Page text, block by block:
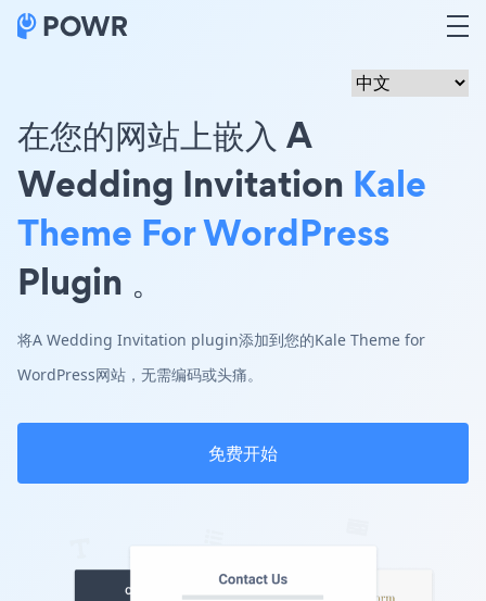
在您的网站上嵌入 A
Wedding Invitation Kale
Theme For WordPress
Plugin 。
将A Wedding Invitation plugin添加到您的Kale Theme for
WordPress网站，无需编码或头痛。
免费开始